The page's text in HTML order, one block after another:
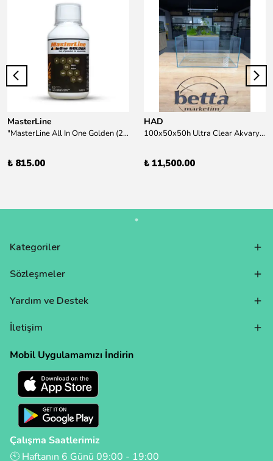
MasterLine
"MasterLine All In One Golden (200 ml) Daha yüksek zorluk derecesine sahip bitkiler için Özel formül Tam Besin "
₺ 815.00
HAD
100x50x50h Ultra Clear Akvaryum 10mm 90derece Birleşim /Sadece Otobüs Kargosu ile Gönderim Yapılır !
₺ 11,500.00
Kategoriler
Sözleşmeler
Yardım ve Destek
İletişim
Mobil Uygulamamızı İndirin
Çalışma Saatlerimiz
🕙 Haftanın 6 Günü 09:00 - 19:00